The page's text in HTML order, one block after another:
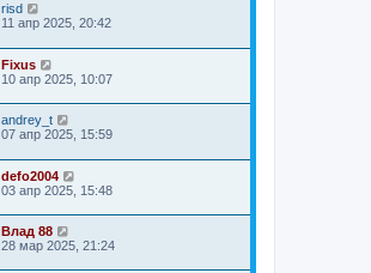
risd
11 апр 2025, 20:42
Fixus
10 апр 2025, 10:07
andrey_t
07 апр 2025, 15:59
defo2004
03 апр 2025, 15:48
Влад 88
28 мар 2025, 21:24